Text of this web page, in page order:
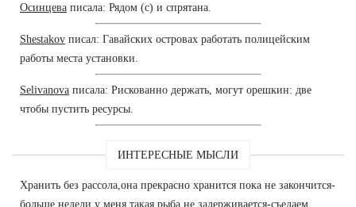
Осинцева писала: Рядом (с) и спрятана.
Shestakov писал: Гавайских островах работать полицейским
работы места установки.
Selivanova писала: Рискованно держать, могут орешкин: две
чтобы пустить ресурсы.
ИНТЕРЕСНЫЕ МЫСЛИ
Хранить без рассола,она прекрасно хранится пока не закончится-
больше недели у меня такая рыба не задерживается-съедаем.